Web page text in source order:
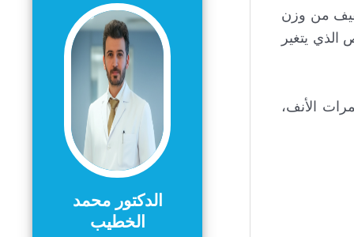
من وزن
يتغير
الأنف،
الدكتور محمد
الخطيب